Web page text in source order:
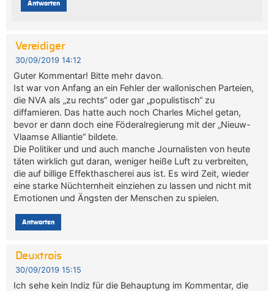
Antworten
Vereidiger
30/09/2019 14:12
Guter Kommentar! Bitte mehr davon.
Ist war von Anfang an ein Fehler der wallonischen Parteien,
die NVA als „zu rechts“ oder gar „populistisch“ zu
diffamieren. Das hatte auch noch Charles Michel getan,
bevor er dann doch eine Föderalregierung mit der „Nieuw-
Vlaamse Alliantie“ bildete.
Die Politiker und und auch manche Journalisten von heute
täten wirklich gut daran, weniger heiße Luft zu verbreiten,
die auf billige Effekthascherei aus ist. Es wird Zeit, wieder
eine starke Nüchternheit einziehen zu lassen und nicht mit
Emotionen und Ängsten der Menschen zu spielen.
Antworten
Deuxtrois
30/09/2019 15:15
Ich sehe kein Indiz für die Behauptung im Kommentar, die